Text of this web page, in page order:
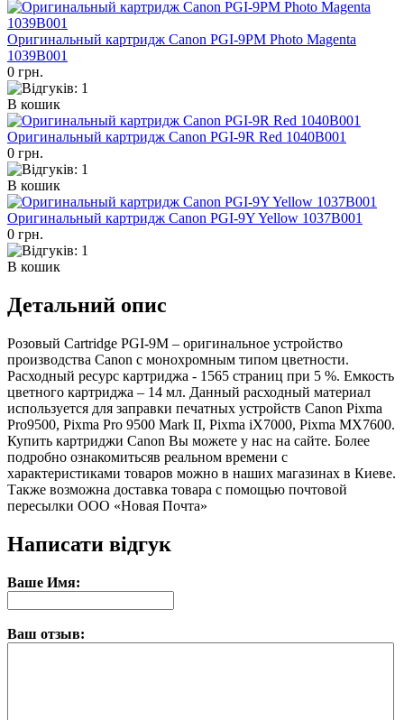
Оригинальный картридж Canon PGI-9PM Photo Magenta
1039B001
0 грн.
В кошик
Оригинальный картридж Canon PGI-9R Red 1040B001
0 грн.
В кошик
Оригинальный картридж Canon PGI-9Y Yellow 1037B001
0 грн.
В кошик
Детальний опис
Розовый Cartridge PGI-9M – оригинальное устройство
производства Canon с монохромным типом цветности.
Расходный ресурс картриджа - 1565 страниц при 5 %. Емкость
цветного картриджа – 14 мл. Данный расходный материал
используется для заправки печатных устройств Canon Pixma
Pro9500, Pixma Pro 9500 Mark II, Pixma iX7000, Pixma MX7600.
Купить картриджи Canon Вы можете у нас на сайте. Более
подробно ознакомитьсяв реальном времени с
характеристиками товаров можно в наших магазинах в Киеве.
Также возможна доставка товара с помощью почтовой
пересылки ООО «Новая Почта»
Написати відгук
Ваше Имя:
Ваш отзыв: